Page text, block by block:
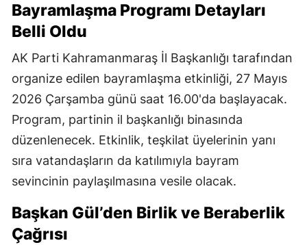
Bayramlaşma Programı Detayları
Belli Oldu
AK Parti Kahramanmaraş İl Başkanlığı tarafından
organize edilen bayramlaşma etkinliği, 27 Mayıs
2026 Çarşamba günü saat 16.00'da başlayacak.
Program, partinin il başkanlığı binasında
düzenlenecek. Etkinlik, teşkilat üyelerinin yanı
sıra vatandaşların da katılımıyla bayram
sevincinin paylaşılmasına vesile olacak.
Başkan Gül’den Birlik ve Beraberlik
Çağrısı